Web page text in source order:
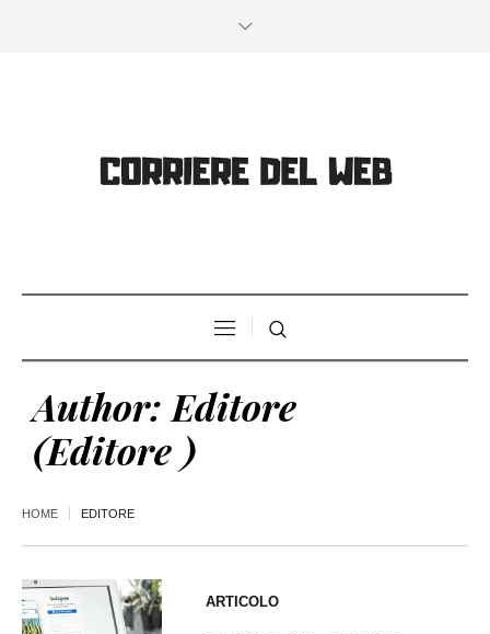
Author: Editore
(Editore )
HOME EDITORE
ARTICOLO